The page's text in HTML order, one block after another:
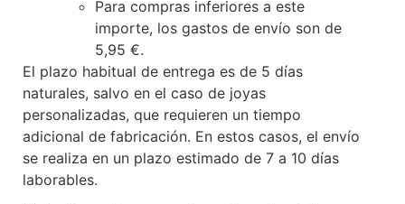
Para compras inferiores a este
importe, los gastos de envío son de
5,95 €.
El plazo habitual de entrega es de 5 días
naturales, salvo en el caso de joyas
personalizadas, que requieren un tiempo
adicional de fabricación. En estos casos, el envío
se realiza en un plazo estimado de 7 a 10 días
laborables.